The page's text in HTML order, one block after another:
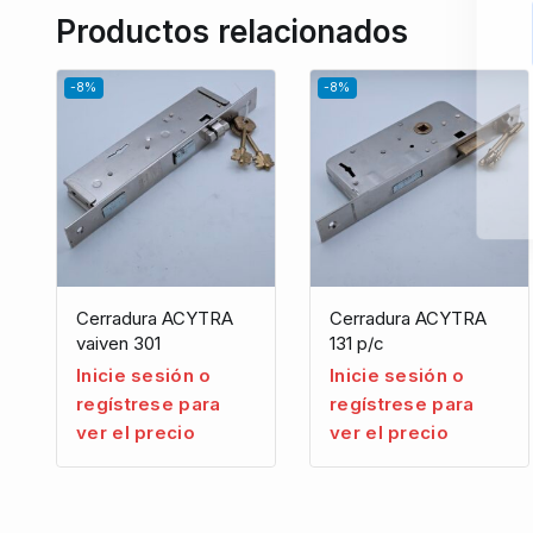
Productos relacionados
-8%
Cerradura ACYTRA
vaiven 301
Inicie sesión o
regístrese para
ver el precio
-8%
Cerradura ACYTRA
131 p/c
Inicie sesión o
regístrese para
ver el precio